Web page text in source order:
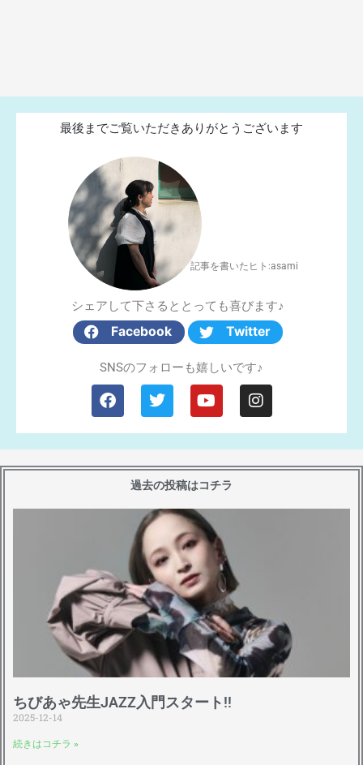
最後までご覧いただきありがとうございます
記事を書いたヒト:asami
シェアして下さるととっても喜びます♪
Facebook Twitter
SNSのフォローも嬉しいです♪
F
a
c
e
T
w
i
t
t
r
Y
o
u
t
u
e
I
n
s
t
過去の投稿はコチラ
ちびあゃ先生JAZZ入門スタート!!
2025-12-14
続きはコチラ »